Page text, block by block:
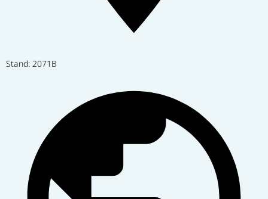
Stand: 2071B